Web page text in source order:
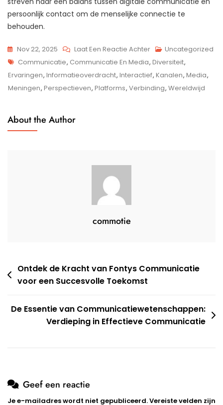
persoonlijk contact om de menselijke connectie te
behouden.
Nov 22, 2025 Laat Een Reactie AchterOp
De
Invloed
Van
Uncategorized
Tags
Communicatie, Communicatie En Media, Diversiteit,
Ervaringen, Informatieoverdracht, Interactief, Kanalen, Media,
Meningen, Perspectieven, Platforms, Verbinding, Wereldwijd
About the Author
commotie
Berichtnavigatie
Ontdek de Kracht van Fontys Communicatie
voor een Succesvolle Toekomst
De Essentie van Communicatiewetenschappen:
Verdieping in Effectieve Communicatie
Geef een reactie
Je e-mailadres wordt niet gepubliceerd.Vereiste velden zijn